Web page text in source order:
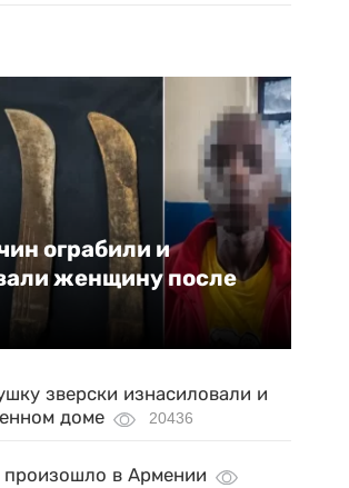
ограбили и
женщину после
зверски изнасиловали и
доме
20436
произошло в Армении